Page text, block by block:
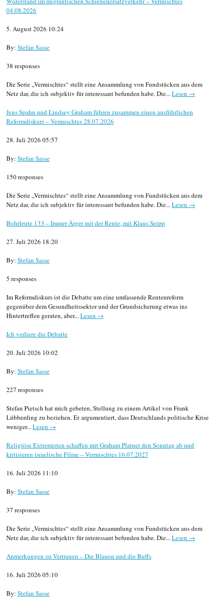
04.08.2026
5. August 2026 10:24
By: Stefan Sasse
38 responses
Die Serie „Vermischtes“ stellt eine Ansammlung von Fundstücken aus dem
Netz dar, die ich subjektiv für interessant befunden habe. Die... Lesen →
Jens Spahn und Lindsey Graham führen zusammen einen ausführlichen
Reformdiskurs – Vermischtes 28.07.2026
28. Juli 2026 05:57
By: Stefan Sasse
150 responses
Die Serie „Vermischtes“ stellt eine Ansammlung von Fundstücken aus dem
Netz dar, die ich subjektiv für interessant befunden habe. Die... Lesen →
Bohrleute 133 – Immer Ärger mit der Rente, mit Klaus Seipp
27. Juli 2026 18:20
By: Stefan Sasse
5 responses
Im Reformdiskurs ist die Debatte um eine umfassende Rentenreform
gegenüber dem Gesundheitssektor und der Grundsicherung etwas ins
Hintertreffen geraten, aber... Lesen →
Ich verliere die Debatte
20. Juli 2026 10:02
By: Stefan Sasse
227 responses
Stefan Pietsch hat mich gebeten, Stellung zu einem Artikel von Frank
Lübberding zu beziehen. Er argumentiert, dass Deutschlands politische Krise
weniger... Lesen →
Religiöse Extremisten schaffen mit Graham Platner den Sonntag ab und
kritisieren israelische Filme – Vermischtes 16.07.2027
16. Juli 2026 11:10
By: Stefan Sasse
37 responses
Die Serie „Vermischtes“ stellt eine Ansammlung von Fundstücken aus dem
Netz dar, die ich subjektiv für interessant befunden habe. Die... Lesen →
Anmerkungen zu Vertrauen – Die Blauen und die Buffs
16. Juli 2026 05:10
By: Stefan Sasse